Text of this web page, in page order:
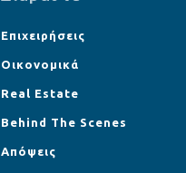
Επιχειρήσεις
Οικονομικά
Real Estate
Behind The Scenes
Απόψεις